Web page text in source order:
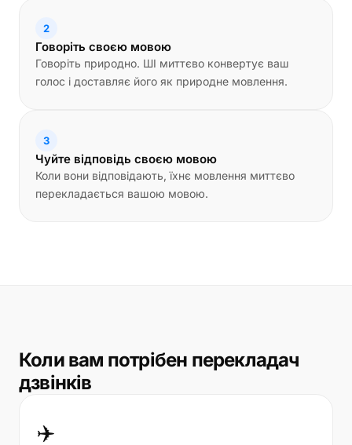
2
Говоріть своєю мовою
Говоріть природно. ШІ миттєво конвертує ваш
голос і доставляє його як природне мовлення.
3
Чуйте відповідь своєю мовою
Коли вони відповідають, їхнє мовлення миттєво
перекладається вашою мовою.
Коли вам потрібен перекладач
дзвінків
✈️